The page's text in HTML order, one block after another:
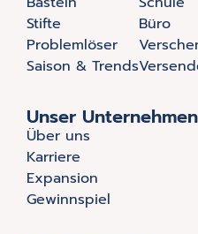
Stifte
Problemlöser
Saison & Trends
Büro
Unser Unternehmen
Über uns
Karriere
Expansion
Gewinnspiel